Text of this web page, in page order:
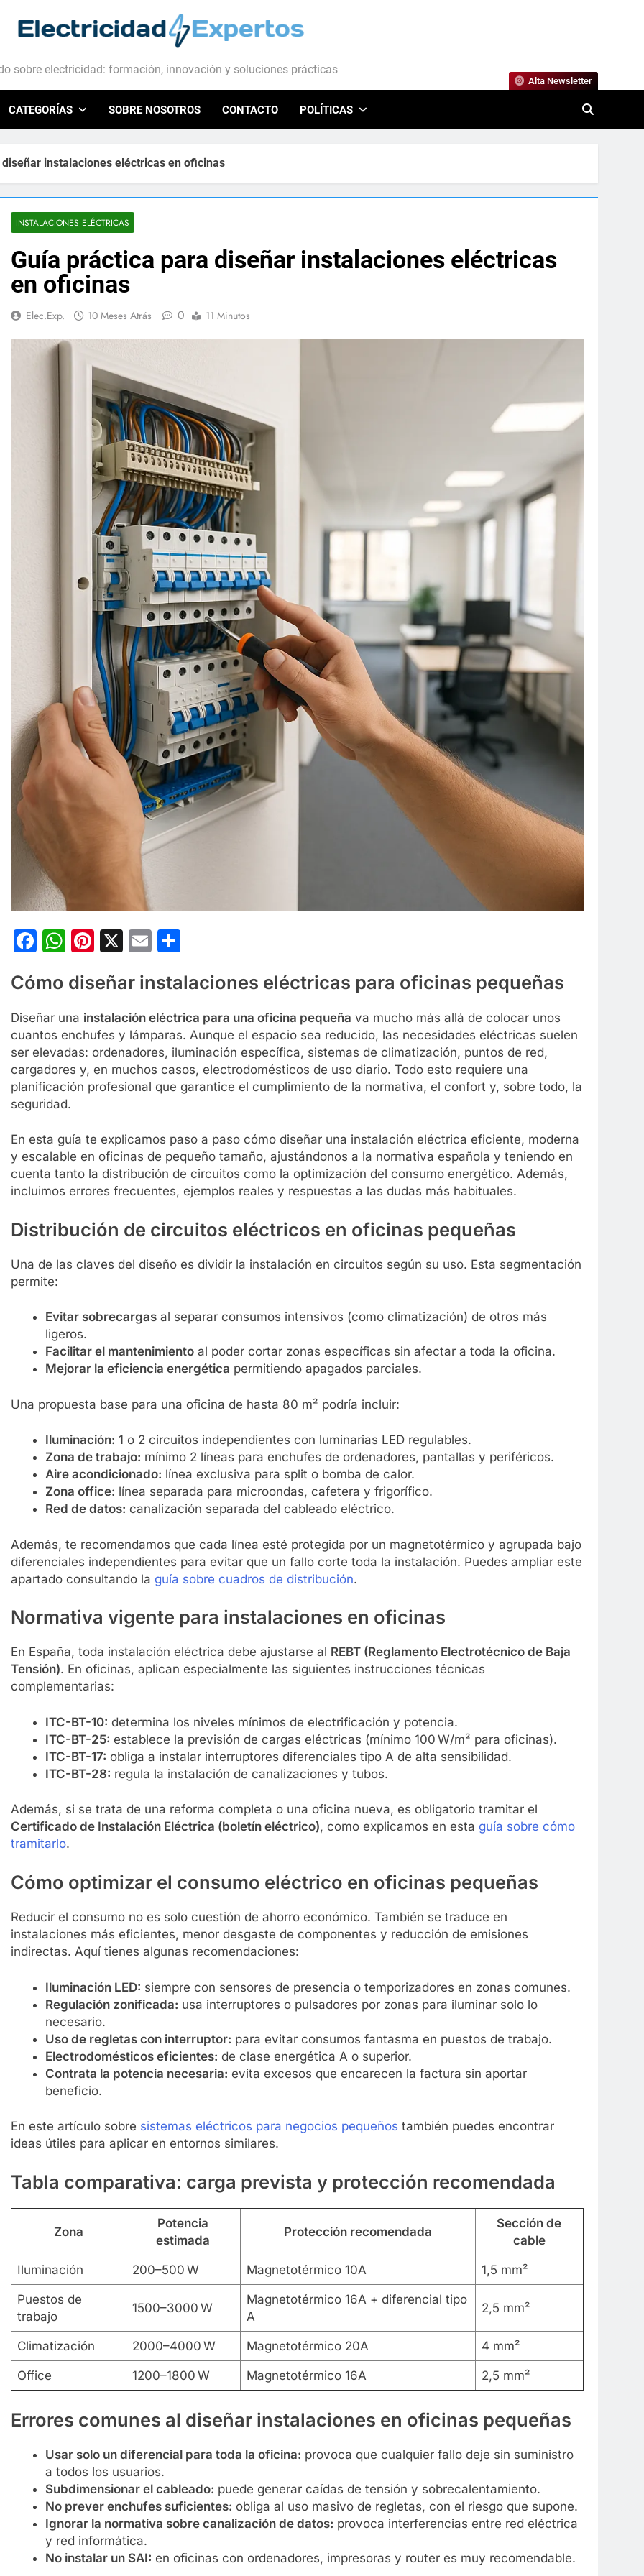
Expertos
sobre electricidad: formación, innovación y soluciones prácticas
CATEGORÍAS SOBRE NOSOTROS CONTACTO POLÍTICAS
Alta Newsletter
instalaciones eléctricas en oficinas
MATERIAL ELÉCTRICO
seleccionar la mejor bombilla
para tu hogar
Meses Atrás
DOMÓTICA MATERIAL ELÉCTRICO
CO inteligentes: seguridad en casa
10 Meses Atrás
DOMÓTICA
reconocimiento facial en
10 Meses Atrás
INSTALACIONES ELÉCTRICAS
Guía práctica para diseñar instalaciones eléctricas
en oficinas
Elec.Exp. 10 Meses Atrás 0 11 Minutos
Facebook
WhatsApp
Pinterest
X EmailCompartir
Cómo diseñar instalaciones eléctricas para oficinas pequeñas
Diseñar una instalación eléctrica para una oficina pequeña va mucho más allá de colocar unos
cuantos enchufes y lámparas. Aunque el espacio sea reducido, las necesidades eléctricas suelen
ser elevadas: ordenadores, iluminación específica, sistemas de climatización, puntos de red,
cargadores y, en muchos casos, electrodomésticos de uso diario. Todo esto requiere una
planificación profesional que garantice el cumplimiento de la normativa, el confort y, sobre todo, la
seguridad.
En esta guía te explicamos paso a paso cómo diseñar una instalación eléctrica eficiente, moderna
y escalable en oficinas de pequeño tamaño, ajustándonos a la normativa española y teniendo en
cuenta tanto la distribución de circuitos como la optimización del consumo energético. Además,
incluimos errores frecuentes, ejemplos reales y respuestas a las dudas más habituales.
Distribución de circuitos eléctricos en oficinas pequeñas
Una de las claves del diseño es dividir la instalación en circuitos según su uso. Esta segmentación
permite:
Evitar sobrecargas al separar consumos intensivos (como climatización) de otros más
ligeros.
Facilitar el mantenimiento al poder cortar zonas específicas sin afectar a toda la oficina.
Mejorar la eficiencia energética permitiendo apagados parciales.
Una propuesta base para una oficina de hasta 80 m² podría incluir:
Iluminación: 1 o 2 circuitos independientes con luminarias LED regulables.
Zona de trabajo: mínimo 2 líneas para enchufes de ordenadores, pantallas y periféricos.
Aire acondicionado: línea exclusiva para split o bomba de calor.
Zona office: línea separada para microondas, cafetera y frigorífico.
Red de datos: canalización separada del cableado eléctrico.
Además, te recomendamos que cada línea esté protegida por un magnetotérmico y agrupada bajo
diferenciales independientes para evitar que un fallo corte toda la instalación. Puedes ampliar este
apartado consultando la guía sobre cuadros de distribución.
Normativa vigente para instalaciones en oficinas
En España, toda instalación eléctrica debe ajustarse al REBT (Reglamento Electrotécnico de Baja
Tensión). En oficinas, aplican especialmente las siguientes instrucciones técnicas
complementarias:
ITC-BT-10: determina los niveles mínimos de electrificación y potencia.
ITC-BT-25: establece la previsión de cargas eléctricas (mínimo 100 W/m² para oficinas).
ITC-BT-17: obliga a instalar interruptores diferenciales tipo A de alta sensibilidad.
ITC-BT-28: regula la instalación de canalizaciones y tubos.
Además, si se trata de una reforma completa o una oficina nueva, es obligatorio tramitar el
Certificado de Instalación Eléctrica (boletín eléctrico), como explicamos en esta guía sobre cómo
tramitarlo.
Cómo optimizar el consumo eléctrico en oficinas pequeñas
Reducir el consumo no es solo cuestión de ahorro económico. También se traduce en
instalaciones más eficientes, menor desgaste de componentes y reducción de emisiones
indirectas. Aquí tienes algunas recomendaciones:
Iluminación LED: siempre con sensores de presencia o temporizadores en zonas comunes.
Regulación zonificada: usa interruptores o pulsadores por zonas para iluminar solo lo
necesario.
Uso de regletas con interruptor: para evitar consumos fantasma en puestos de trabajo.
Electrodomésticos eficientes: de clase energética A o superior.
Contrata la potencia necesaria: evita excesos que encarecen la factura sin aportar
beneficio.
En este artículo sobre sistemas eléctricos para negocios pequeños también puedes encontrar
ideas útiles para aplicar en entornos similares.
Tabla comparativa: carga prevista y protección recomendada
Zona
Potencia
estimada
Protección recomendada
Sección de
cable
Iluminación 200–500 W Magnetotérmico 10A 1,5 mm²
Puestos de
trabajo
1500–3000 W
Magnetotérmico 16A + diferencial tipo
A
2,5 mm²
Climatización 2000–4000 W Magnetotérmico 20A 4 mm²
Office 1200–1800 W Magnetotérmico 16A 2,5 mm²
Errores comunes al diseñar instalaciones en oficinas pequeñas
Usar solo un diferencial para toda la oficina: provoca que cualquier fallo deje sin suministro
a todos los usuarios.
Subdimensionar el cableado: puede generar caídas de tensión y sobrecalentamiento.
No prever enchufes suficientes: obliga al uso masivo de regletas, con el riesgo que supone.
Ignorar la normativa sobre canalización de datos: provoca interferencias entre red eléctrica
y red informática.
No instalar un SAI: en oficinas con ordenadores, impresoras y router es muy recomendable.